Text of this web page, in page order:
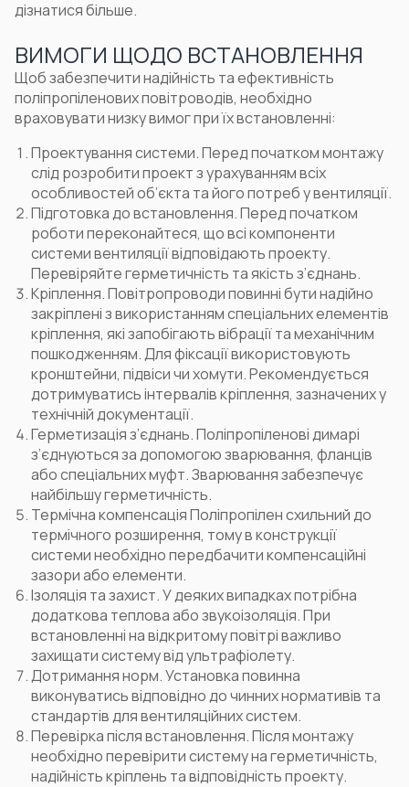
дізнатися більше.
ВИМОГИ ЩОДО ВСТАНОВЛЕННЯ
Щоб забезпечити надійність та ефективність
поліпропіленових повітроводів, необхідно
враховувати низку вимог при їх встановленні:
Проектування системи. Перед початком монтажу
слід розробити проект з урахуванням всіх
особливостей об’єкта та його потреб у вентиляції.
Підготовка до встановлення. Перед початком
роботи переконайтеся, що всі компоненти
системи вентиляції відповідають проекту.
Перевіряйте герметичність та якість з’єднань.
Кріплення. Повітропроводи повинні бути надійно
закріплені з використанням спеціальних елементів
кріплення, які запобігають вібрації та механічним
пошкодженням. Для фіксації використовують
кронштейни, підвіси чи хомути. Рекомендується
дотримуватись інтервалів кріплення, зазначених у
технічній документації.
Герметизація з’єднань. Поліпропіленові димарі
з’єднуються за допомогою зварювання, фланців
або спеціальних муфт. Зварювання забезпечує
найбільшу герметичність.
Термічна компенсація Поліпропілен схильний до
термічного розширення, тому в конструкції
системи необхідно передбачити компенсаційні
зазори або елементи.
Ізоляція та захист. У деяких випадках потрібна
додаткова теплова або звукоізоляція. При
встановленні на відкритому повітрі важливо
захищати систему від ультрафіолету.
Дотримання норм. Установка повинна
виконуватись відповідно до чинних нормативів та
стандартів для вентиляційних систем.
Перевірка після встановлення. Після монтажу
необхідно перевірити систему на герметичність,
надійність кріплень та відповідність проекту.